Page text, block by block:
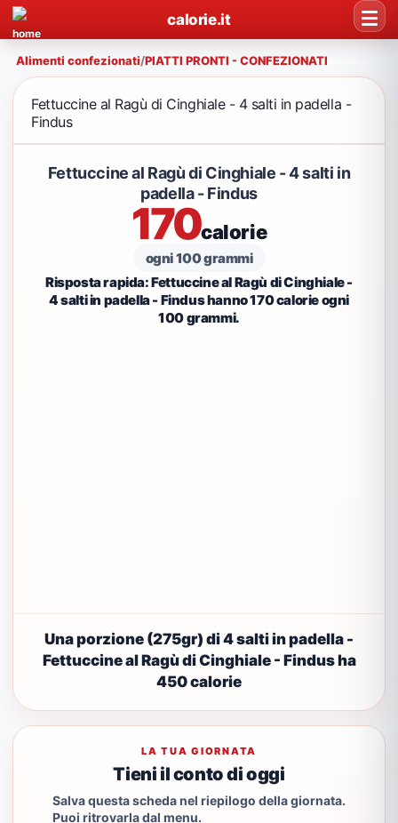
calorie.it
Alimenti confezionati/PIATTI PRONTI - CONFEZIONATI
Fettuccine al Ragù di Cinghiale - 4 salti in padella -
Findus
Fettuccine al Ragù di Cinghiale - 4 salti in
padella - Findus
170calorie
ogni 100 grammi
Risposta rapida: Fettuccine al Ragù di Cinghiale -
4 salti in padella - Findus hanno 170 calorie ogni
100 grammi.
Una porzione (275gr) di 4 salti in padella -
Fettuccine al Ragù di Cinghiale - Findus ha
450 calorie
LA TUA GIORNATA
Tieni il conto di oggi
Salva questa scheda nel riepilogo della giornata.
Puoi ritrovarla dal menu.